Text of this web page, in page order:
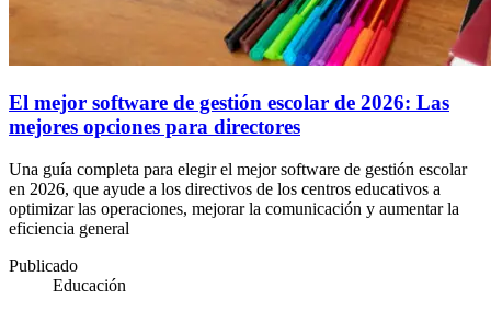
El mejor software de gestión escolar de 2026: Las
mejores opciones para directores
Una guía completa para elegir el mejor software de gestión escolar
en 2026, que ayude a los directivos de los centros educativos a
optimizar las operaciones, mejorar la comunicación y aumentar la
eficiencia general
Publicado
Educación